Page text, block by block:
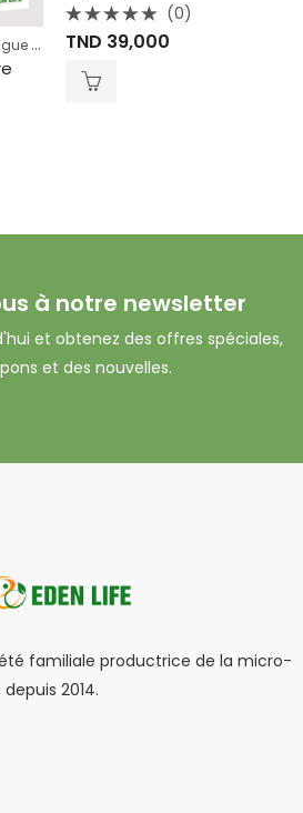
stress ,Immunité,Spiruline enrichie
Note
0
(0)
TND 39,000
à notre newsletter
et obtenez des offres spéciales,
et des nouvelles.
familiale productrice de la micro-
2014.